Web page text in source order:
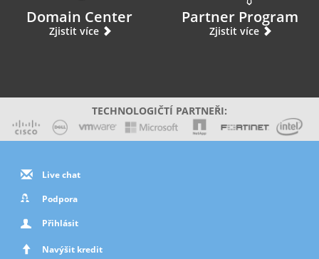
Domain Center
Zjistit více
Partner Program
Zjistit více
TECHNOLOGIČTÍ PARTNEŘI:
Live chat
Podpora
Přihlásit
Navýšit kredit